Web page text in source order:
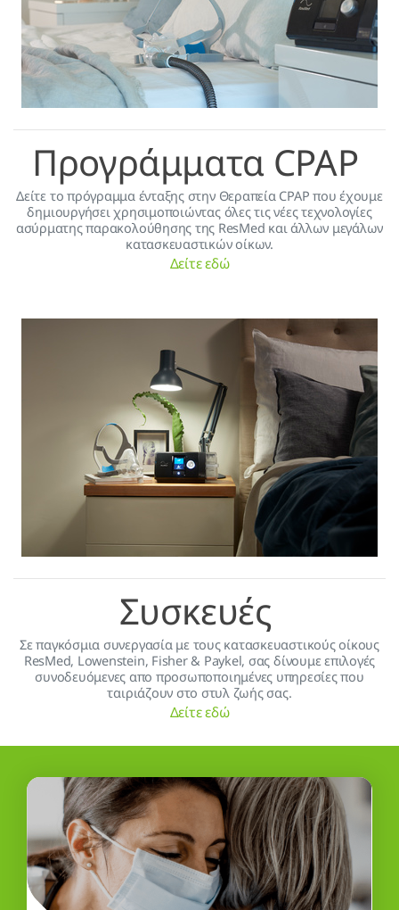
Προγράμματα CPAP
Δείτε το πρόγραμμα ένταξης στην Θεραπεία CPAP που έχουμε
δημιουργήσει χρησιμοποιώντας όλες τις νέες τεχνολογίες
ασύρματης παρακολούθησης της ResMed και άλλων μεγάλων
κατασκευαστικών οίκων.
Δείτε εδώ
Συσκευές
Σε παγκόσμια συνεργασία με τους κατασκευαστικούς οίκους
ResMed, Lowenstein, Fisher & Paykel, σας δίνουμε επιλογές
συνοδευόμενες απο προσωποποιημένες υπηρεσίες που
ταιριάζουν στο στυλ ζωής σας.
Δείτε εδώ